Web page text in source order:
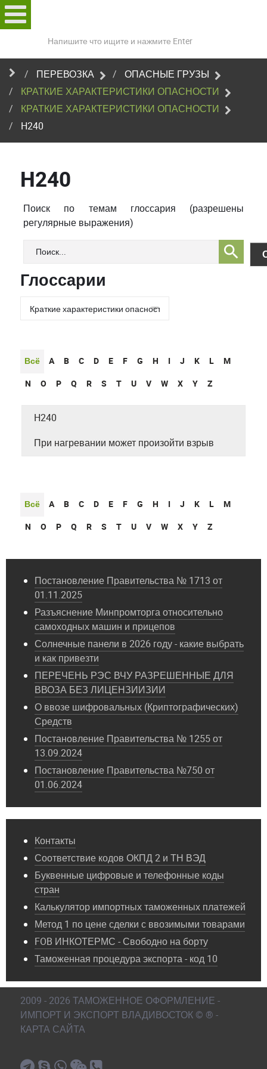
сайту
ПЕРЕВОЗКА
ОПАСНЫЕ ГРУЗЫ
КРАТКИЕ ХАРАКТЕРИСТИКИ ОПАСНОСТИ
КРАТКИЕ ХАРАКТЕРИСТИКИ ОПАСНОСТИ
H240
H240
Поиск по темам глоссария (разрешены
регулярные выражения)
Глоссарии
Всё A B C D E F G H I J K L
M
N
O P Q R S T U V W X Y Z
H240
При нагревании может произойти взрыв
Всё A B C D E F G H I J K L
M
N
O P Q R S T U V W X Y Z
Постановление Правительства № 1713 от
01.11.2025
Разъяснение Минпромторга относительно
самоходных машин и прицепов
Солнечные панели в 2026 году - какие выбрать
и как привезти
ПЕРЕЧЕНЬ РЭС ВЧУ РАЗРЕШЕННЫЕ ДЛЯ
ВВОЗА БЕЗ ЛИЦЕНЗИИЗИИ
О ввозе шифровальных (Криптографических)
Средств
Постановление Правительства № 1255 от
13.09.2024
Постановление Правительства №750 от
01.06.2024
Контакты
Соответствие кодов ОКПД 2 и ТН ВЭД
Буквенные цифровые и телефонные коды
стран
Калькулятор импортных таможенных платежей
Метод 1 по цене сделки с ввозимыми товарами
FOB ИНКОТЕРМС - Свободно на борту
Таможенная процедура экспорта - код 10
2009 - 2026 ТАМОЖЕННОЕ ОФОРМЛЕНИЕ -
ИМПОРТ И ЭКСПОРТ ВЛАДИВОСТОК © ® -
КАРТА САЙТА